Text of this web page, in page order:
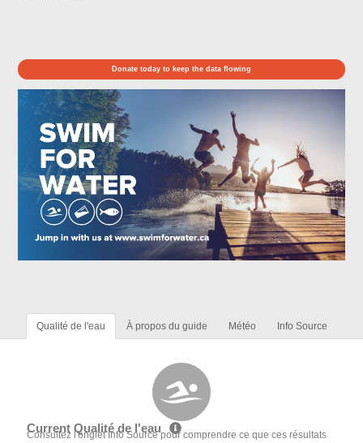
Donate today to keep the data flowing
Qualité de l'eau À propos du guide Météo Info Source
Current Qualité de l'eau
Consultez l'onglet Info Source pour comprendre ce que ces résultats